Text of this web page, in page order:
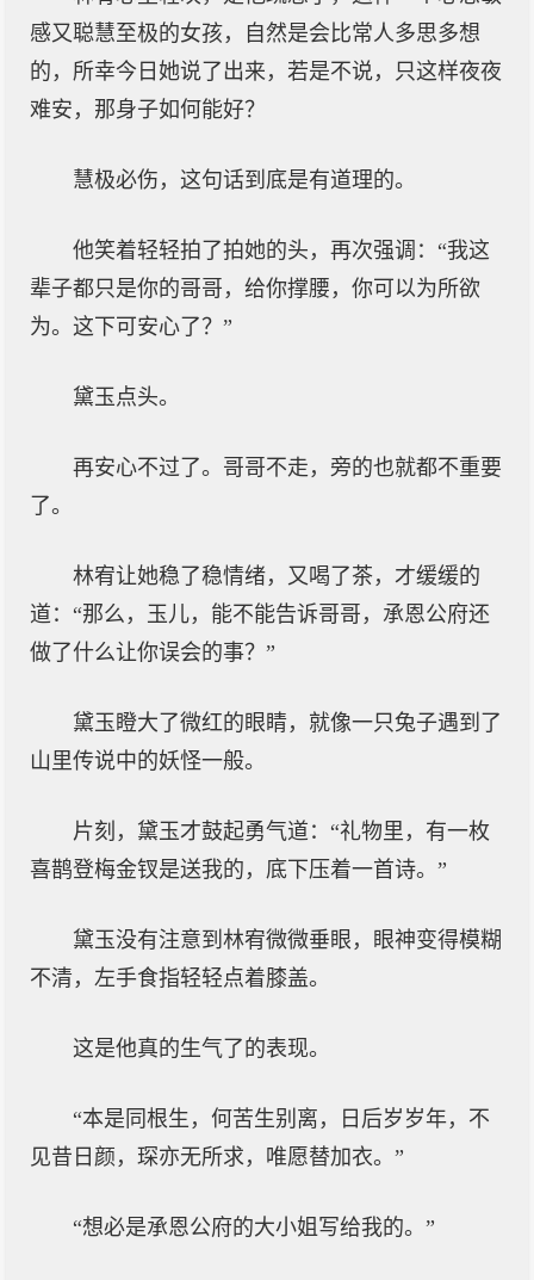
感又聪慧至极的女孩，自然是会比常人多思多想
的，所幸今日她说了出来，若是不说，只这样夜夜
难安，那身子如何能好？
慧极必伤，这句话到底是有道理的。
他笑着轻轻拍了拍她的头，再次强调：“我这
辈子都只是你的哥哥，给你撑腰，你可以为所欲
为。这下可安心了？”
黛玉点头。
再安心不过了。哥哥不走，旁的也就都不重要
了。
林宥让她稳了稳情绪，又喝了茶，才缓缓的
道：“那么，玉儿，能不能告诉哥哥，承恩公府还
做了什么让你误会的事？”
黛玉瞪大了微红的眼睛，就像一只兔子遇到了
山里传说中的妖怪一般。
片刻，黛玉才鼓起勇气道：“礼物里，有一枚
喜鹊登梅金钗是送我的，底下压着一首诗。”
黛玉没有注意到林宥微微垂眼，眼神变得模糊
不清，左手食指轻轻点着膝盖。
这是他真的生气了的表现。
“本是同根生，何苦生别离，日后岁岁年，不
见昔日颜，琛亦无所求，唯愿替加衣。”
“想必是承恩公府的大小姐写给我的。”